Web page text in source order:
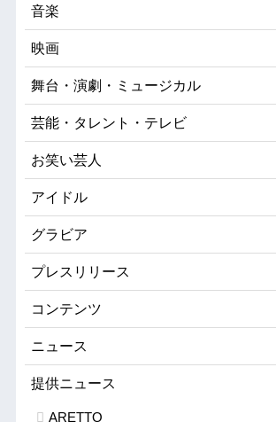
音楽
映画
舞台・演劇・ミュージカル
芸能・タレント・テレビ
お笑い芸人
アイドル
グラビア
プレスリリース
コンテンツ
ニュース
提供ニュース
ARETTO